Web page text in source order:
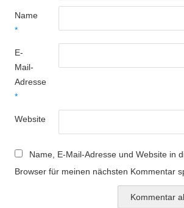
Name
*
E-
Mail-
Adresse
*
Website
Name, E-Mail-Adresse und Website in
Browser für meinen nächsten Kommentar